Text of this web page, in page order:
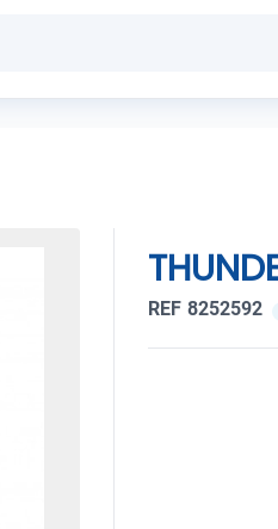
REF 8252592